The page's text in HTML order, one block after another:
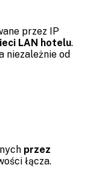
przez IP
LAN hotelu.
niezależnie od
przez
łącza.